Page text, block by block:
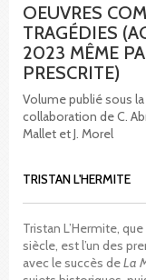
OEUVRES
TRAGÉDIES
2023 MÊME
PRESCRITE)
Volume publié sous
collaboration de C.
Mallet et J. Morel
TRISTAN L'HERMITE
Tristan L’Hermite,
siècle, est l’un des
avec le succès deLa